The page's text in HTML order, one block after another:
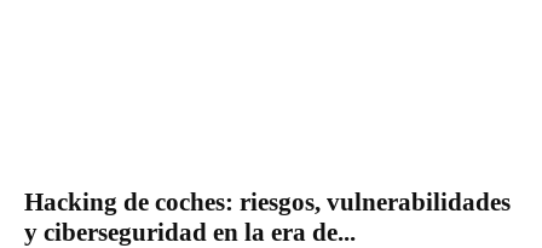
Hacking de coches: riesgos, vulnerabilidades
y ciberseguridad en la era de...